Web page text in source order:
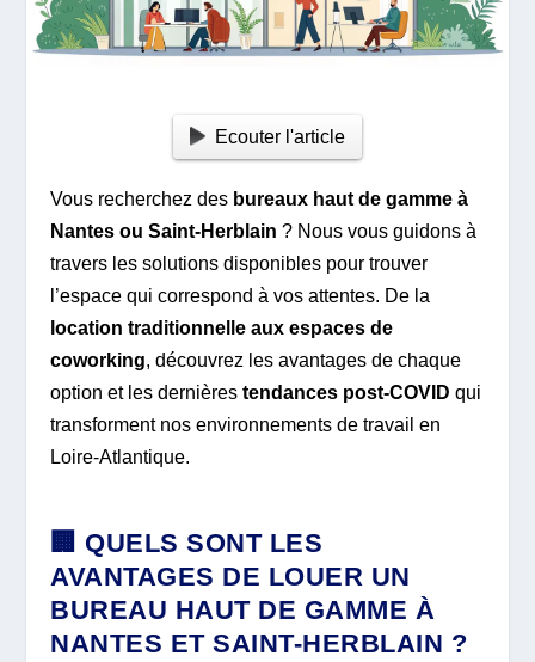
Ecouter l'article
Vous recherchez des bureaux haut de gamme à
Nantes ou Saint-Herblain ? Nous vous guidons à
travers les solutions disponibles pour trouver
l’espace qui correspond à vos attentes. De la
location traditionnelle aux espaces de
coworking, découvrez les avantages de chaque
option et les dernièrestendances post-COVID qui
transforment nos environnements de travail en
Loire-Atlantique.
🏢 QUELS SONT LES
AVANTAGES DE LOUER UN
BUREAU HAUT DE GAMME À
NANTES ET SAINT-HERBLAIN ?